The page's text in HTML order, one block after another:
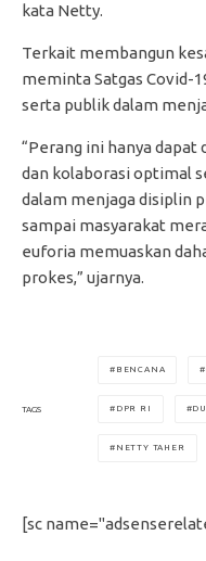
kata Netty.
Terkait membangun
meminta Satgas Covid-
serta publik dalam
“Perang ini hanya
dan kolaborasi optimal
dalam menjaga disiplin
sampai masyarakat
euforia memuaskan
prokes,” ujarnya.
TAGS
BENCANA
DPR RI
NETTY TAHER
[sc